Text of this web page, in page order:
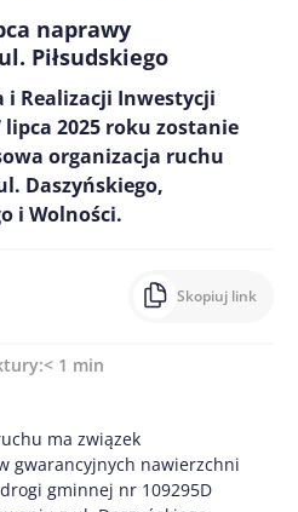
naprawy
Piłsudskiego
i Realizacji Inwestycji
2025 roku zostanie
organizacja ruchu
Daszyńskiego,
i Wolności.
Skopiuj link
< 1 min
ma związek
gwarancyjnych nawierzchni
gminnej nr 109295D